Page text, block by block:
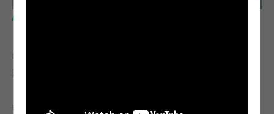
LEHRER
Kim Reis
BENÖTIGTE AUSRÜSTUNG